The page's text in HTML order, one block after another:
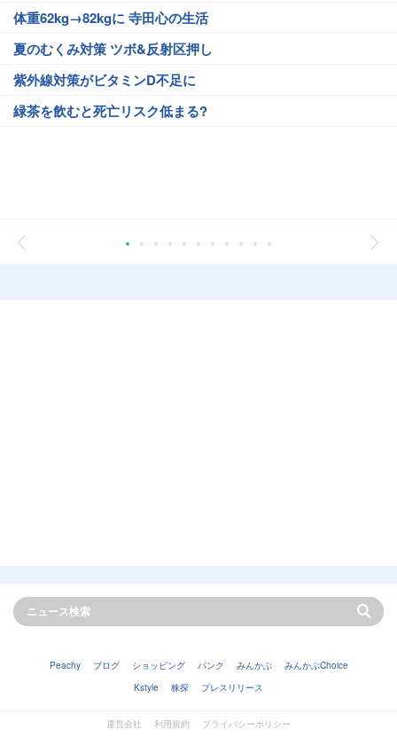
体重62kg→82kgに 寺田心の生活
夏のむくみ対策 ツボ&反射区押し
紫外線対策がビタミンD不足に
緑茶を飲むと死亡リスク低まる?
Peachy ブログ ショッピング バンク みんかぶ
みんかぶChoice
Kstyle
株探 プレスリリース
運営会社 利用規約 プライバシーポリシー